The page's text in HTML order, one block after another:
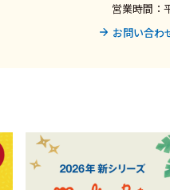
営業時間：
お問い合わ